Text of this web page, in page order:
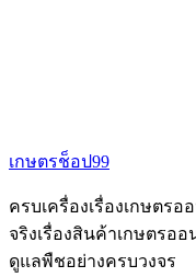
เกษตรช็อป99
ครบเครื่องเรื่องเกษตร
จริงเรื่องสินค้าเกษตร
ดูแลพืชอย่างครบวงจร